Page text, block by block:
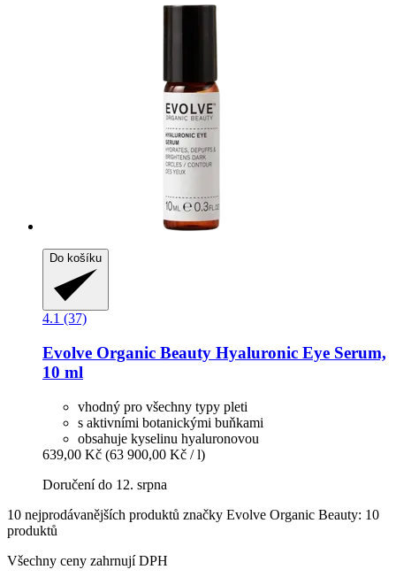
Do košíku
4.1 (37)
Evolve Organic Beauty Hyaluronic Eye Serum,
10 ml
vhodný pro všechny typy pleti
s aktivními botanickými buňkami
obsahuje kyselinu hyaluronovou
639,00 Kč (63 900,00 Kč / l)
Doručení do 12. srpna
10 nejprodávanějších produktů značky Evolve Organic Beauty: 10
produktů
Všechny ceny zahrnují DPH